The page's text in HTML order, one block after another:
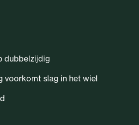
dubbelzijdig
voorkomt slag in het wiel